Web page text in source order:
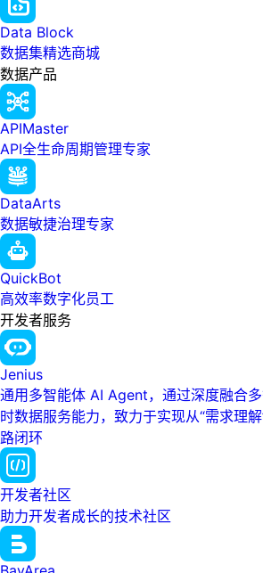
Data Block
数据集精选商城
数据产品
APIMaster
API全生命周期管理专家
DataArts
数据敏捷治理专家
QuickBot
高效率数字化员工
开发者服务
Jenius
通用多智能体 AI Agent，通过深度融合
时数据服务能力，致力于实现从“需求理
路闭环
开发者社区
助力开发者成长的技术社区